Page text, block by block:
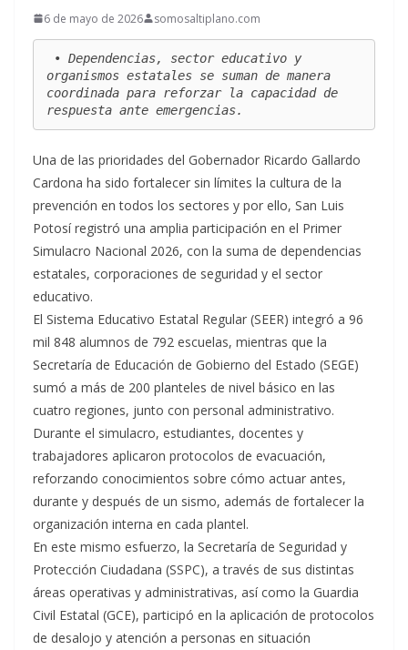
6 de mayo de 2026 somosaltiplano.com
organismos estatales se suman de manera
coordinada para reforzar la capacidad de
respuesta ante emergencias.
Una de las prioridades del Gobernador Ricardo Gallardo
Cardona ha sido fortalecer sin límites la cultura de la
prevención en todos los sectores y por ello, San Luis
Potosí registró una amplia participación en el Primer
Simulacro Nacional 2026, con la suma de dependencias
estatales, corporaciones de seguridad y el sector
educativo.
El Sistema Educativo Estatal Regular (SEER) integró a 96
mil 848 alumnos de 792 escuelas, mientras que la
Secretaría de Educación de Gobierno del Estado (SEGE)
sumó a más de 200 planteles de nivel básico en las
cuatro regiones, junto con personal administrativo.
Durante el simulacro, estudiantes, docentes y
trabajadores aplicaron protocolos de evacuación,
reforzando conocimientos sobre cómo actuar antes,
durante y después de un sismo, además de fortalecer la
organización interna en cada plantel.
En este mismo esfuerzo, la Secretaría de Seguridad y
Protección Ciudadana (SSPC), a través de sus distintas
áreas operativas y administrativas, así como la Guardia
Civil Estatal (GCE), participó en la aplicación de protocolos
de desalojo y atención a personas en situación